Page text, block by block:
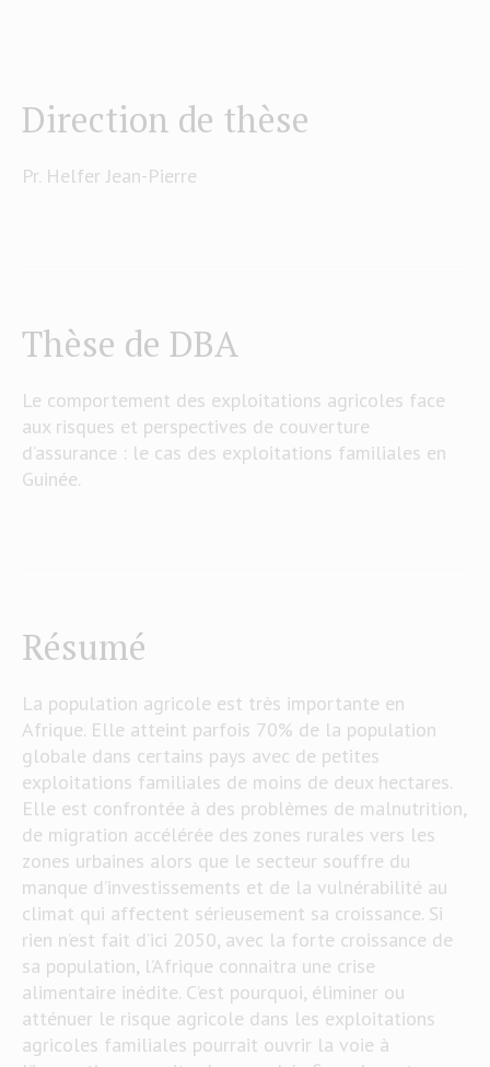
Direction de thèse
Pr. Helfer Jean-Pierre
Thèse de DBA
Le comportement des exploitations agricoles face
aux risques et perspectives de couverture
d’assurance : le cas des exploitations familiales en
Guinée.
Résumé
La population agricole est très importante en
Afrique. Elle atteint parfois 70% de la population
globale dans certains pays avec de petites
exploitations familiales de moins de deux hectares.
Elle est confrontée à des problèmes de malnutrition,
de migration accélérée des zones rurales vers les
zones urbaines alors que le secteur souffre du
manque d’investissements et de la vulnérabilité au
climat qui affectent sérieusement sa croissance. Si
rien n’est fait d’ici 2050, avec la forte croissance de
sa population, l’Afrique connaitra une crise
alimentaire inédite. C’est pourquoi, éliminer ou
atténuer le risque agricole dans les exploitations
agricoles familiales pourrait ouvrir la voie à